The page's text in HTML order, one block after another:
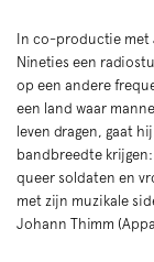
In co-productie met
Nineties een
op een andere
een land waar
leven dragen, gaat
bandbreedte
queer soldaten en
met zijn muzikale
Johann Thimm